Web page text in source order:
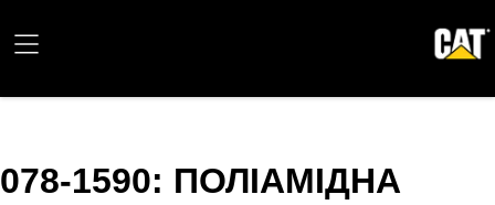
078-1590: ПОЛІАМІДНА